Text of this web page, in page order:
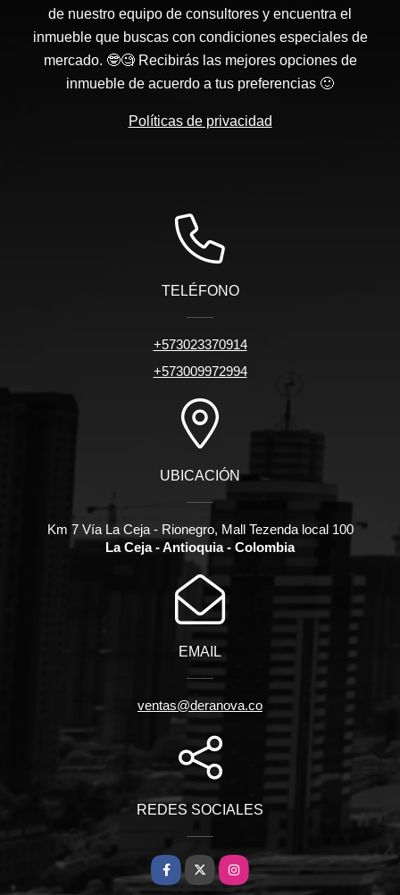
de nuestro equipo de consultores y encuentra el
inmueble que buscas con condiciones especiales de
mercado. 🤓🧐 Recibirás las mejores opciones de
inmueble de acuerdo a tus preferencias 🙂
Políticas de privacidad
TELÉFONO
+573023370914
+573009972994
UBICACIÓN
Km 7 Vía La Ceja - Rionegro, Mall Tezenda local 100
La Ceja - Antioquia - Colombia
EMAIL
ventas@deranova.co
REDES SOCIALES
Facebook
X Instagram